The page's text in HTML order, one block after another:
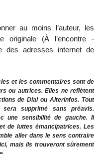
au moins l’auteur, les
originale (À l’encontre -
des adresses internet de
et les commentaires sont de
ou autrices. Elles ne reflètent
de Dial ou Alterinfos. Tout
sera supprimé sans préavis.
une sensibilité de gauche. Il
de luttes émancipatrices. Les
aller dans le sens contraire
mais ils trouveront sûrement